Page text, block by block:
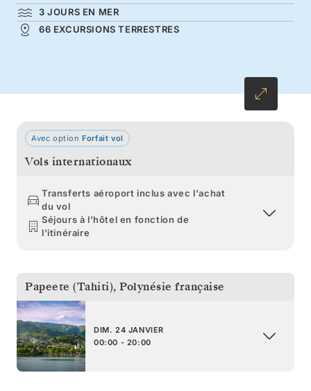
Marquises. Plongez dans la culture
polynésienne et découvrez une sélection des
3 JOURS EN MER
66 EXCURSIONS TERRESTRES
Avec option Forfait vol
Vols internationaux
Transferts aéroport inclus avec l'achat
du vol
Séjours à l'hôtel en fonction de
l'itinéraire
Papeete (Tahiti), Polynésie française
DIM. 24 JANVIER
00:00 - 20:00